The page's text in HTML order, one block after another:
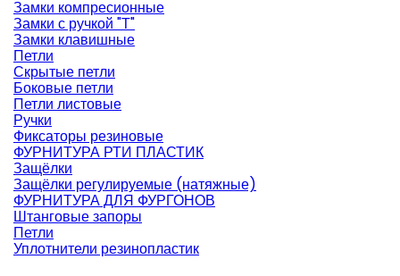
Замки компресионные
Замки с ручкой "Т"
Замки клавишные
Петли
Скрытые петли
Боковые петли
Петли листовые
Ручки
Фиксаторы резиновые
ФУРНИТУРА РТИ ПЛАСТИК
Защёлки
Защёлки регулируемые (натяжные)
ФУРНИТУРА ДЛЯ ФУРГОНОВ
Штанговые запоры
Петли
Уплотнители резинопластик